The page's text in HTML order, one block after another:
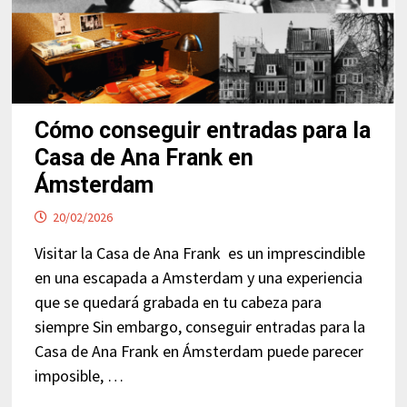
Cómo conseguir entradas para la
Casa de Ana Frank en
Ámsterdam
20/02/2026
Visitar la Casa de Ana Frank es un imprescindible
en una escapada a Amsterdam y una experiencia
que se quedará grabada en tu cabeza para
siempre Sin embargo, conseguir entradas para la
Casa de Ana Frank en Ámsterdam puede parecer
imposible, …